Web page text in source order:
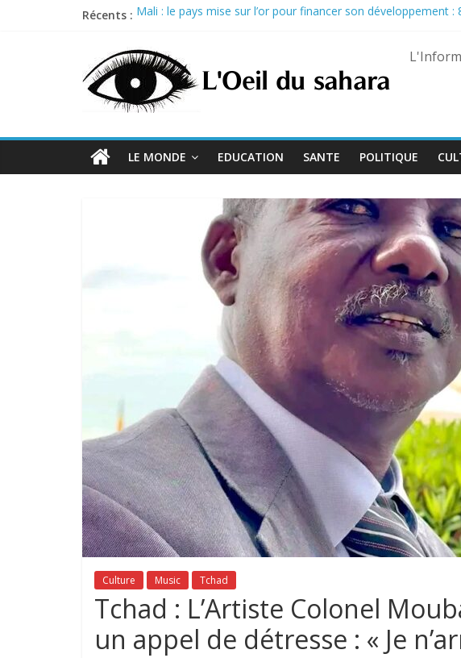
Récents : Mali : le pays mise sur l’or pour financer son développement
Nigeria : Tinubu débloque 264 milliards de nairas pour les
Guinée : acquitté dans le procès du 28 septembre, Bienvenu
États-Unis : trois exécutions programmées le 13 août dans
LE MONDE EDUCATION SANTE POLITIQUE
Culture Music Tchad
Tchad : L’Artiste Colonel
un appel de détresse : « Je